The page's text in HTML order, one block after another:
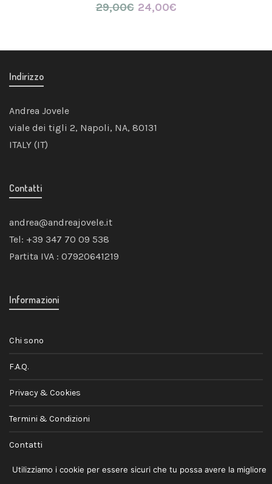
29,00€ Il
24,00€Il
Indirizzo
Andrea Jovele
viale dei tigli 2, Napoli, NA, 80131
ITALY (IT)
Contatti
andrea@andreajovele.it
Tel: +39 347 70 09 538
Partita IVA : 07920641219
Informazioni
Chi sono
F.A.Q.
Privacy & Cookies
Termini & Condizioni
Contatti
Utilizziamo i cookie per essere sicuri che tu possa avere la migliore